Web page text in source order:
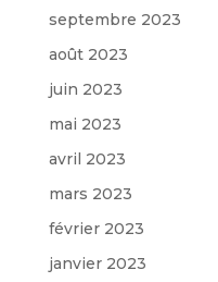
septembre 2023
août 2023
juin 2023
mai 2023
avril 2023
mars 2023
février 2023
janvier 2023